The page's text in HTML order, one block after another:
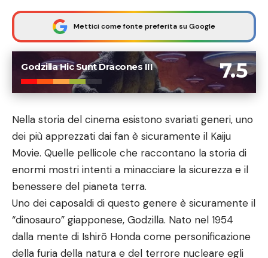
Mettici come fonte preferita su Google
7.5
Godzilla Hic Sunt Dracones III
Nella storia del cinema esistono svariati generi, uno
dei più apprezzati dai fan è sicuramente il Kaiju
Movie. Quelle pellicole che raccontano la storia di
enormi mostri intenti a minacciare la sicurezza e il
benessere del pianeta terra.
Uno dei caposaldi di questo genere è sicuramente il
“dinosauro” giapponese, Godzilla. Nato nel 1954
dalla mente di Ishirō Honda come personificazione
della furia della natura e del terrore nucleare egli